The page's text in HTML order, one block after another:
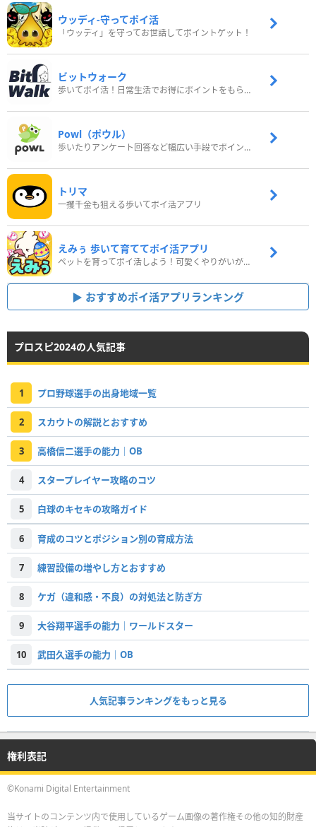
ウッディ‐守ってポイ活
「ウッディ」を守ってお世話してポイントゲット！
ビットウォーク
歩いてポイ活！日常生活でお得にポイントをもらおう
Powl（ポウル）
歩いたりアンケート回答など幅広い手段でポイントをゲット
トリマ
一攫千金も狙える歩いてポイ活アプリ
えみぅ 歩いて育ててポイ活アプリ
ペットを育ってポイ活しよう！可愛くやりがいがある新感覚アプリ
おすすめポイ活アプリランキング
プロスピ2024の人気記事
1 プロ野球選手の出身地域一覧
2 スカウトの解説とおすすめ
3 高橋信二選手の能力｜OB
4 スタープレイヤー攻略のコツ
5 白球のキセキの攻略ガイド
6 育成のコツとポジション別の育成方法
7 練習設備の増やし方とおすすめ
8 ケガ（違和感・不良）の対処法と防ぎ方
9 大谷翔平選手の能力｜ワールドスター
10 武田久選手の能力｜OB
人気記事ランキングをもっと見る
権利表記
©Konami Digital Entertainment
当サイトのコンテンツ内で使用しているゲーム画像の著作権その他の知的財産